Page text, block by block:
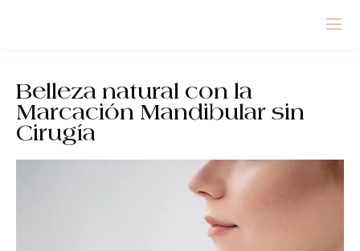
Belleza natural con la
Marcación Mandibular sin
Cirugía